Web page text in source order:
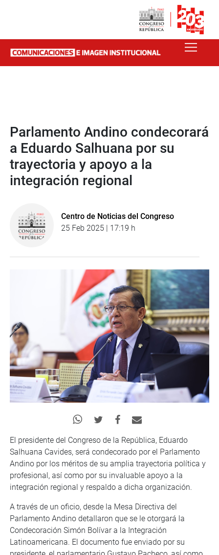
Parlamento Andino condecorará
a Eduardo Salhuana por su
trayectoria y apoyo a la
integración regional
Centro de Noticias del Congreso
25 Feb 2025 | 17:19 h
El presidente del Congreso de la República, Eduardo
Salhuana Cavides, será condecorado por el Parlamento
Andino por los méritos de su amplia trayectoria política y
profesional, así como por su invaluable apoyo a la
integración regional y respaldo a dicha organización.
A través de un oficio, desde la Mesa Directiva del
Parlamento Andino detallaron que se le otorgará la
Condecoración Simón Bolívar a la Integración
Latinoamericana. El documento fue enviado por su